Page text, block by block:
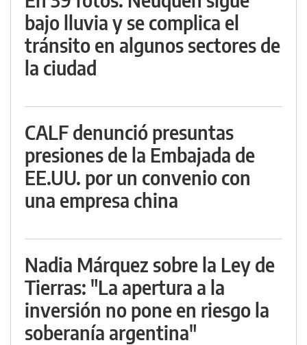
bajo lluvia y se complica el
tránsito en algunos sectores de
la ciudad
CALF denunció presuntas
presiones de la Embajada de
EE.UU. por un convenio con
una empresa china
Nadia Márquez sobre la Ley de
Tierras: "La apertura a la
inversión no pone en riesgo la
soberanía argentina"